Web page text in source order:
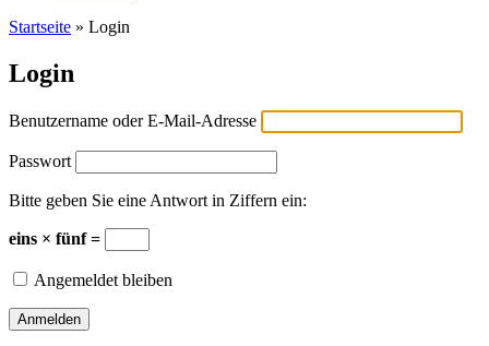
Startseite » Login
Login
Benutzername oder E-Mail-Adresse
Passwort
Bitte geben Sie eine Antwort in Ziffern ein:
eins × fünf =
Angemeldet bleiben